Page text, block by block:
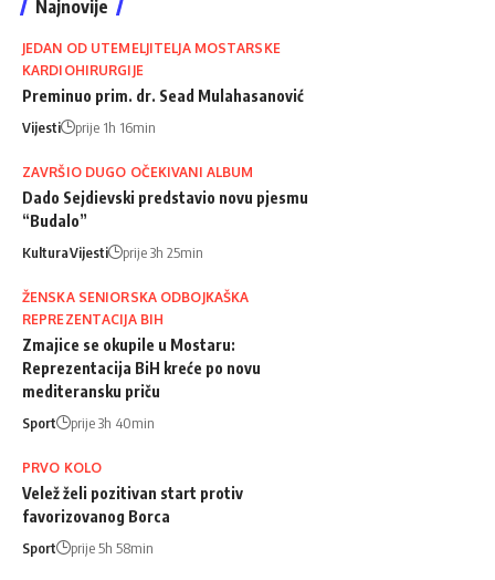
Najnovije
JEDAN OD UTEMELJITELJA MOSTARSKE
KARDIOHIRURGIJE
Preminuo prim. dr. Sead Mulahasanović
Vijesti prije 1h 16min
ZAVRŠIO DUGO OČEKIVANI ALBUM
Dado Sejdievski predstavio novu pjesmu
“Budalo”
KulturaVijesti prije 3h 25min
ŽENSKA SENIORSKA ODBOJKAŠKA
REPREZENTACIJA BIH
Zmajice se okupile u Mostaru:
Reprezentacija BiH kreće po novu
mediteransku priču
Sport prije 3h 40min
PRVO KOLO
Velež želi pozitivan start protiv
favorizovanog Borca
Sport prije 5h 58min